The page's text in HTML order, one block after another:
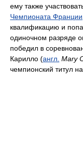
ему также
Чемпионата Франции
квалификацию и
одиночном разряде
победил в
Карилло (англ. Mary
чемпионский титул